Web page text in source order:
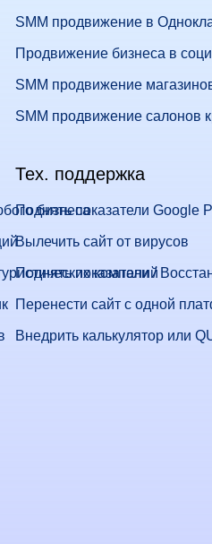
SMM продвижение в
Продвижение бизнеса в
SMM продвижение
SMM продвижение салонов
бизнеса
компаний
Тех. поддержка
Поднять показатели Google
Вылечить сайт от вирусов
Поднять показатели /
Перенести сайт с одной
Внедрить калькулятор или